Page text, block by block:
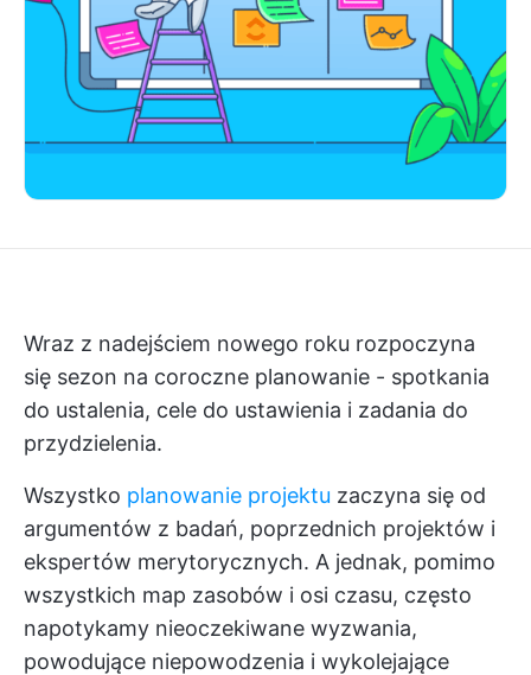
Wraz z nadejściem nowego roku rozpoczyna
się sezon na coroczne planowanie - spotkania
do ustalenia, cele do ustawienia i zadania do
przydzielenia.
Wszystko planowanie projektu zaczyna się od
argumentów z badań, poprzednich projektów i
ekspertów merytorycznych. A jednak, pomimo
wszystkich map zasobów i osi czasu, często
napotykamy nieoczekiwane wyzwania,
powodujące niepowodzenia i wykolejające